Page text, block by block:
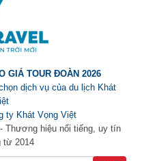
GIÁ TOUR ĐOÀN 2026
dịch vụ của du lịch Khát
ty Khát Vọng Việt
Thương hiệu nổi tiếng, uy tín
từ 2014